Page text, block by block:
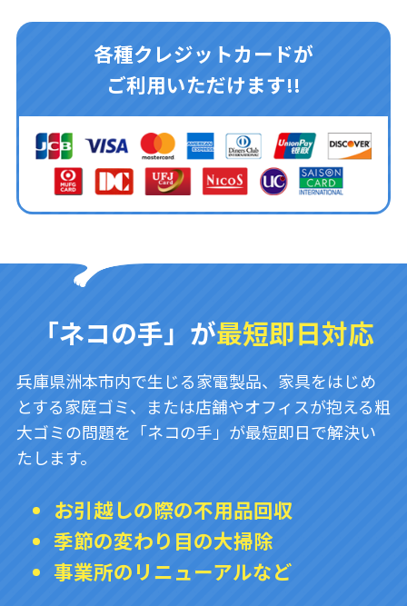
各種クレジットカードが
ご利用いただけます!!
「ネコの手」が最短即日対応
兵庫県洲本市内で生じる家電製品、家具をはじめ
とする家庭ゴミ、または店舗やオフィスが抱える粗
大ゴミの問題を「ネコの手」が最短即日で解決い
たします。
お引越しの際の不用品回収
季節の変わり目の大掃除
事業所のリニューアルなど